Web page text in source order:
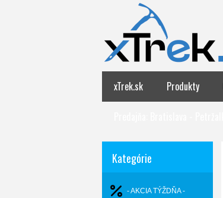
xTrek.sk Produkty
Kategórie
- AKCIA TÝŽDŇA -